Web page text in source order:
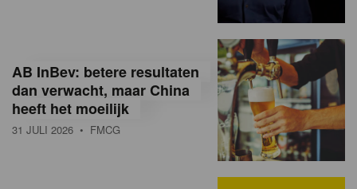
AB InBev: betere resultaten
dan verwacht, maar China
heeft het moeilijk
31 JULI 2026 • FMCG